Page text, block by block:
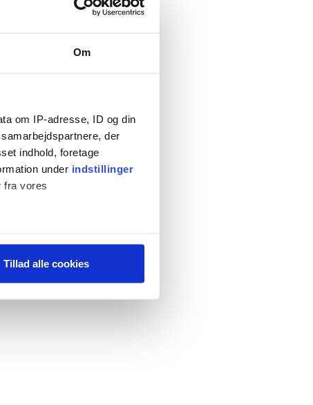
Om
om IP-adresse, ID og din
der
indhold, foretage
under indstillinger
fra vores
Tillad alle cookies